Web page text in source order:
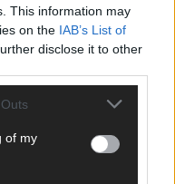
This information may
on the IAB’s List of
disclose it to other
of my